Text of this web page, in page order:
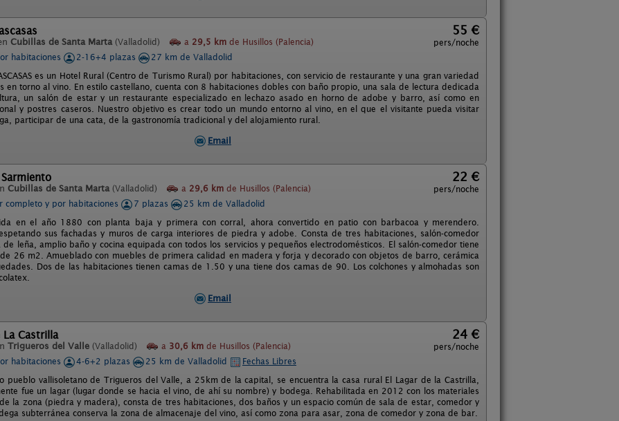
Cubillas de Santa Marta (Valladolid) a 29,5 km de Husillos (Palencia)
55 €
pers/noche
habitaciones
2-16+4 plazas
27 km de Valladolid
es un Hotel Rural (Centro de Turismo Rural) por habitaciones, con servicio de restaurante y una gran variedad
en torno al vino. En estilo castellano, cuenta con 8 habitaciones dobles con baño propio, una sala de lectura dedicada
un salón de estar y un restaurante especializado en lechazo asado en horno de adobe y barro, así como en
y postres caseros. Nuestro objetivo es crear todo un mundo entorno al vino, en el que el visitante pueda visitar
participar de una cata, de la gastronomía tradicional y del alojamiento rural.
Email
Cubillas de Santa Marta (Valladolid) a 29,6 km de Husillos (Palencia)
22 €
pers/noche
completo y por habitaciones
7 plazas
25 km de Valladolid
en el año 1880 con planta baja y primera con corral, ahora convertido en patio con barbacoa y merendero.
sus fachadas y muros de carga interiores de piedra y adobe. Consta de tres habitaciones, salón-comedor
de leña, amplio baño y cocina equipada con todos los servicios y pequeños electrodomésticos. El salón-comedor tiene
26 m2. Amueblado con muebles de primera calidad en madera y forja y decorado con objetos de barro, cerámica
Dos de las habitaciones tienen camas de 1.50 y una tiene dos camas de 90. Los colchones y almohadas son
Email
La Castrilla
Trigueros del Valle (Valladolid) a 30,6 km de Husillos (Palencia)
24 €
pers/noche
habitaciones
4-6+2 plazas 25 km de Valladolid
Fechas Libres
pueblo vallisoletano de Trigueros del Valle, a 25km de la capital, se encuentra la casa rural El Lagar de la Castrilla,
fue un lagar (lugar donde se hacia el vino, de ahí su nombre) y bodega. Rehabilitada en 2012 con los materiales
la zona (piedra y madera), consta de tres habitaciones, dos baños y un espacio común de sala de estar, comedor y
subterránea conserva la zona de almacenaje del vino, así como zona para asar, zona de comedor y zona de bar.